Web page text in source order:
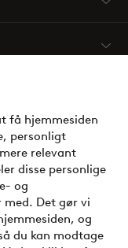
få hjemmesiden
personligt
relevant
disse personlige
og
med. Det gør vi
og
du kan modtage
del op
?